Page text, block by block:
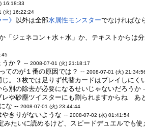
16:18:33
(火) 16:22:24
》 以外は全部水属性モンスターでなければな
ジェネコン＋水＋水」か、テキストからは
うか？ --2008-07-01 (火) 21:18:17
てのが１番の原因では？ --2008-07-01 (火)
。３枚では足りず代替カードはプレイしに
別の除去が必要になるせいじゃないだろうか
や砂塵ツイスターにも割られますからね
な --2008-07-01 (火) 23:44:44
やきりがないような --2008-07-02 (水) 01:41:54
みたいに読めるけど、スピードデュエルでも